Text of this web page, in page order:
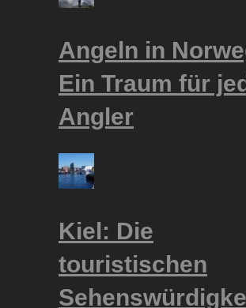
Angeln in
Ein Traum für
Angler
Kiel: Die
touristischen